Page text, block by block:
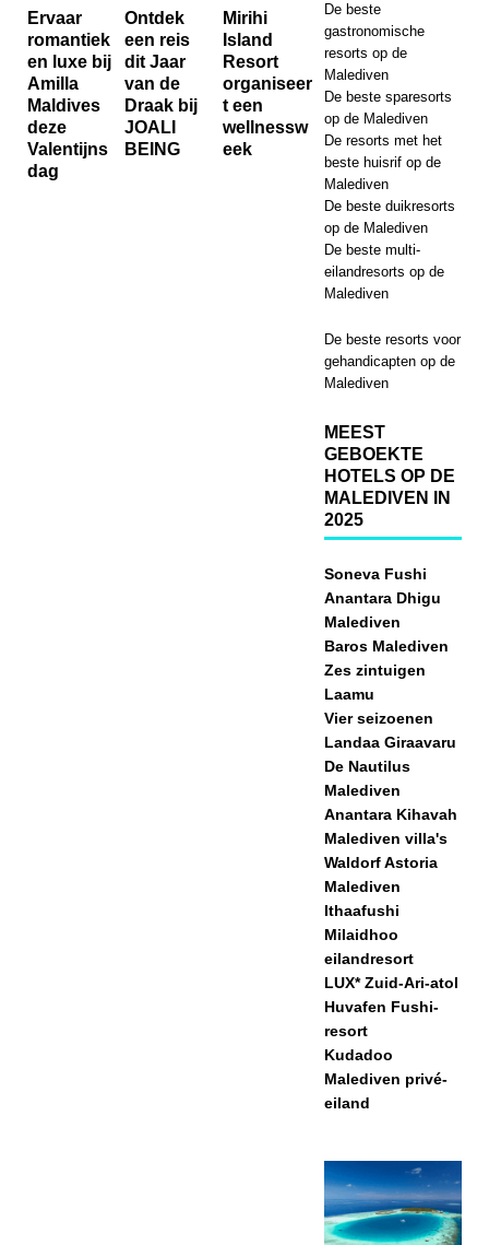
Ervaar
romantiek
en luxe bij
Amilla
Maldives
deze
Valentijns
dag
Ontdek
een reis
dit Jaar
van de
Draak bij
JOALI
BEING
Mirihi
Island
Resort
organiseer
t een
wellnessw
eek
De beste
gastronomische
resorts op de
Malediven
De beste sparesorts
op de Malediven
De resorts met het
beste huisrif op de
Malediven
De beste duikresorts
op de Malediven
De beste multi-
eilandresorts op de
Malediven
De beste resorts voor
gehandicapten op de
Malediven
MEEST
GEBOEKTE
HOTELS OP DE
MALEDIVEN IN
2025
Soneva Fushi
Anantara Dhigu
Malediven
Baros Malediven
Zes zintuigen
Laamu
Vier seizoenen
Landaa Giraavaru
De Nautilus
Malediven
Anantara Kihavah
Malediven villa's
Waldorf Astoria
Malediven
Ithaafushi
Milaidhoo
eilandresort
LUX* Zuid-Ari-atol
Huvafen Fushi-
resort
Kudadoo
Malediven privé-
eiland